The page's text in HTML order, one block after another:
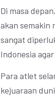
Di masa
akan semakin
sangat
Indonesia
Para atlet
kejuaraan